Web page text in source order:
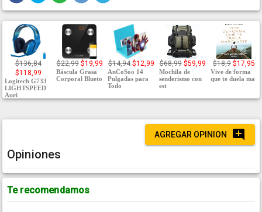
$136,84
$118,99
Logitech G733
LIGHTSPEED
Auri
$22,99 $19,99
Báscula Grasa
Corporal Blueto
$14,94 $12,99
AnCoSoo 14
Pulgadas para
Todo
$68,99 $59,99
Mochila de
senderismo con
est
$18,9 $17,95
Vive de forma
que te duela ma
AGREGAR OPINION
Opiniones
Te recomendamos